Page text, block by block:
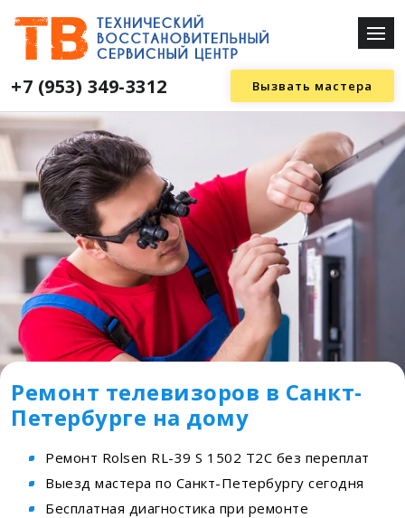
+7 (953) 349-3312 Вызвать мастера
Ремонт телевизоров в Санкт-
Петербурге на дому
Ремонт Rolsen RL-39 S 1502 T2C без переплат
Выезд мастера по Санкт-Петербургу сегодня
Бесплатная диагностика при ремонте